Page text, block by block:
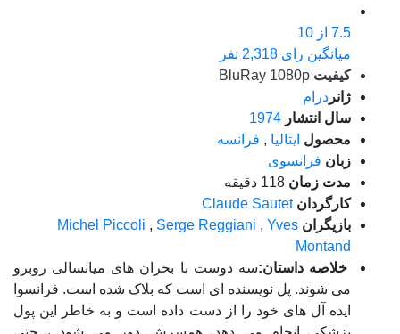
7.5 از 10
میانگین رای 2,318 نفر
کیفیت BluRay 1080p
ژانر درام
سال انتشار 1974
محصول ایتالیا , فرانسه
زبان فرانسوی
مدت زمان 118 دقیقه
کارگردانClaude Sautet
بازیگران
Michel Piccoli , Serge Reggiani , Yves
Montand
خلاصه داستان:سه دوست با بحران های میانسالی روبرو
می شوند. پل نویسنده ای است که بلاک شده است. فرانسوا
ایده آل های خود را از دست داده است و به خاطر این پول